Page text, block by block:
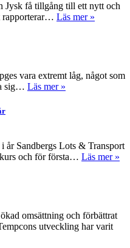
Jysk få tillgång till ett nytt och
rapporterar… Läs mer »
vara extremt låg, något som
sig… Läs mer »
år Sandbergs Lots & Transport
och för första… Läs mer »
omsättning och förbättrat
utveckling har varit